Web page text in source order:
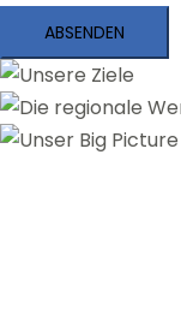
ABSENDEN